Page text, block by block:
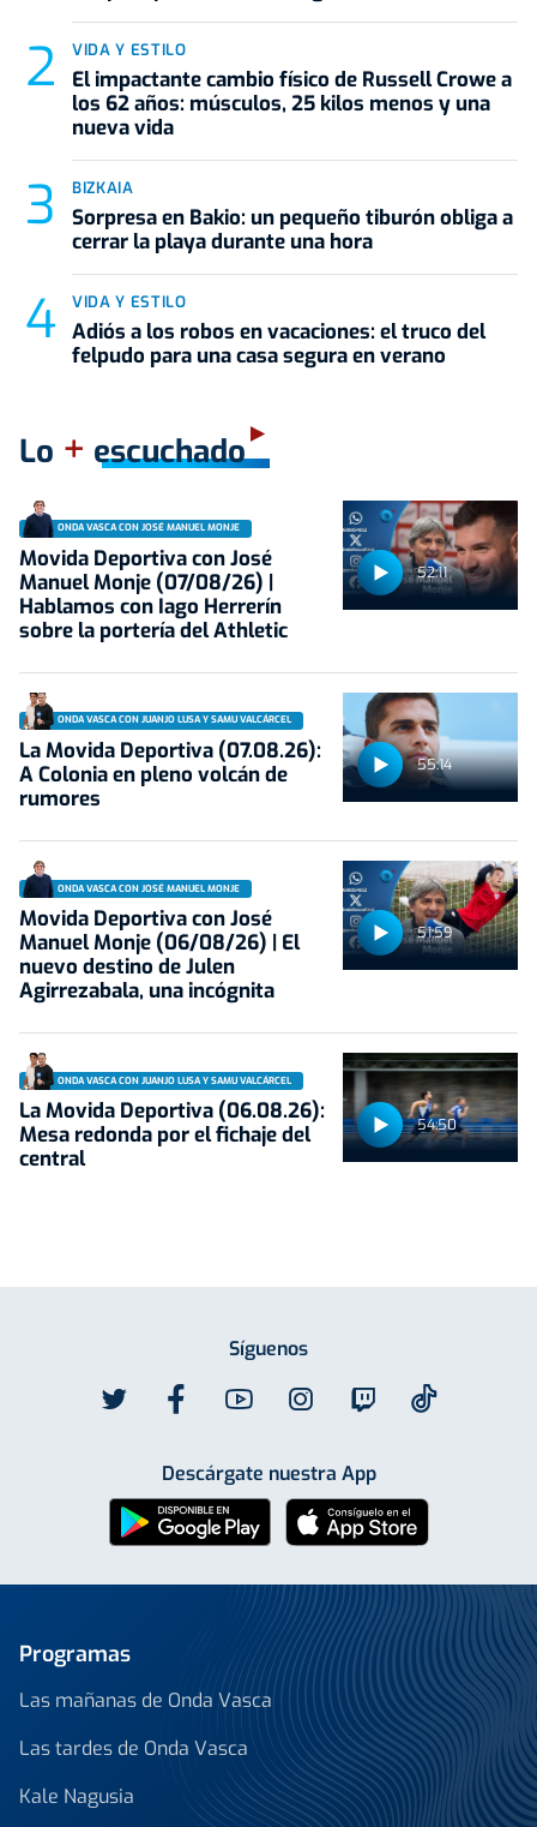
VIDA Y ESTILO
El impactante cambio físico de Russell Crowe a
los 62 años: músculos, 25 kilos menos y una
nueva vida
BIZKAIA
Sorpresa en Bakio: un pequeño tiburón obliga a
cerrar la playa durante una hora
VIDA Y ESTILO
Adiós a los robos en vacaciones: el truco del
felpudo para una casa segura en verano
Lo + escuchado
52:11
ONDA VASCA CON JOSÉ MANUEL MONJE
Movida Deportiva con José
Manuel Monje (07/08/26) |
Hablamos con Iago Herrerín
sobre la portería del Athletic
55:14
ONDA VASCA CON JUANJO LUSA Y SAMU VALCÁRCEL
La Movida Deportiva (07.08.26):
A Colonia en pleno volcán de
rumores
51:59
ONDA VASCA CON JOSÉ MANUEL MONJE
Movida Deportiva con José
Manuel Monje (06/08/26) | El
nuevo destino de Julen
Agirrezabala, una incógnita
54:50
ONDA VASCA CON JUANJO LUSA Y SAMU VALCÁRCEL
La Movida Deportiva (06.08.26):
Mesa redonda por el fichaje del
central
Síguenos
Descárgate nuestra App
Programas
Las mañanas de Onda Vasca
Las tardes de Onda Vasca
Kale Nagusia